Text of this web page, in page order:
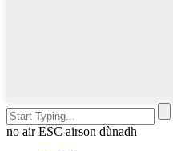
no air ESC airson dùnadh